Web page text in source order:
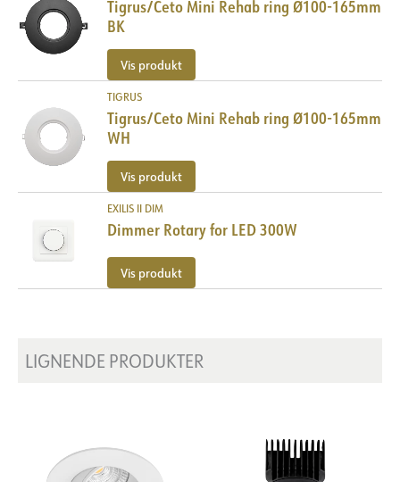
Maks. belastning pr. kurs -
C16
Lekkasjestrøm [mA]
Startstrøm Imax [A]
Startstrøm tid [µs] 100
Strøm LED [mA]
Spenning ut, min. [V]
Spenning ut, maks. [V]
Tigrus/Ceto Mini Rehab ring Ø100-165mm
BK
Vis produkt
TIGRUS
Tigrus/Ceto Mini Rehab ring Ø100-165mm
WH
Vis produkt
EXILIS II DIM
Dimmer Rotary for LED 300W
Vis produkt
LIGNENDE PRODUKTER